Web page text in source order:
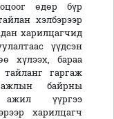
өдөр бүр
хэлбэрээр
харилцагчид
үүдсэн
хүлээх, бараа
тайланг гаргаж
байрны
ажил үүргээ
харилцагч